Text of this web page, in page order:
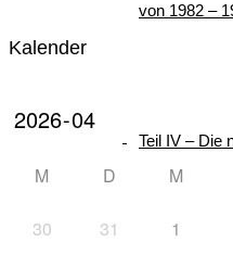
von 1982 –
Teil IV – Die
Kalender
M D M
30 31 1